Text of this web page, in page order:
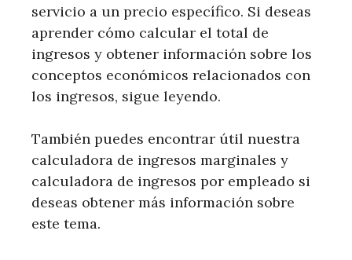
servicio a un precio específico. Si deseas
aprender cómo calcular el total de
ingresos y obtener información sobre los
conceptos económicos relacionados con
los ingresos, sigue leyendo.
También puedes encontrar útil nuestra
calculadora de ingresos marginales y
calculadora de ingresos por empleado si
deseas obtener más información sobre
este tema.